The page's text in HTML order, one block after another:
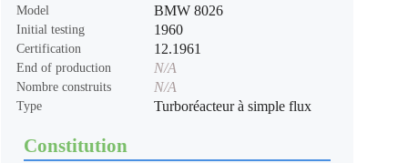
Model BMW 8026
Initial testing 1960
Certification 12.1961
End of production N/A
Nombre construits N/A
Type Turboréacteur à simple flux
Constitution